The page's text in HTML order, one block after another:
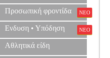
Προσωπική φροντίδα ΝΕΟ
Ενδυση • Υπόδηση ΝΕΟ
Αθλητικά είδη